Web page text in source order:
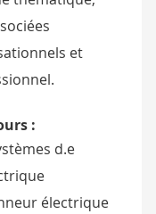
et
:
d.e
électrique